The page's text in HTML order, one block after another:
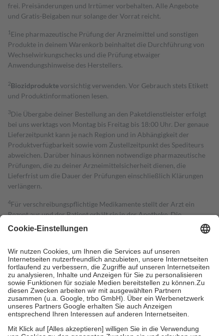
frei. Preisänderungen und Irrtümer vorbehalten. Alle Angebote
und Gratis-Beigaben nur solange der Vorrat reicht.
1 Eine pharmazeutische Prüfung der Arzneimittel und sonstigen
Produkte in deinem Warenkorb beinhaltet die Durchführung von
Wechselwirkungschecks und die Prüfung etwaiger
Anwendungshinweise des Herstellers.
2Biozidproduktevorsichtig verwenden. Vor Gebrauch stets Etikett
und Produktinformationen lesen.
3Die Übergabe deiner Bestellung an den Paketdienstleister erfolgt
bei uns werktags von Montag bis Freitag bis 18:00 Uhr. Der genaue
Lieferzeitpunkt kann je nach Region und in Abhängigkeit der
Produktverfügbarkeit sowie vom Zustellzeitpunkt des Spediteurs
abweichen. Darüber hinaus können notwendige pharmazeutische
Prüfungen, die zu deiner Arzneimittelsicherheit dienen, die
Lieferfrist um die Dauer der Prüfungen einschließlich Klärungen
verlängern.
4Für verschreibungspflichtige Medikamente stellt der Arzt ein
Rezept aus und der Patient erhält sie in der Apotheke. Die
gesetzliche Krankenversicherung übernimmt in der Regel die
Kosten dafür, der Versicherte trägt einen Teil davon als Zuzahlung
Grundsätzlich leisten Mitglieder Zuzahlungen in Höhe von zehn
Prozent des Abgabepreises,mindestens jedochfünf Euround
höchstens zehn Euro.Es sind jedoch nie mehr als die tatsächlichen
Kosten der Leistung zu entrichten.
Diese Regeln gelten grundsätzlich auch für Online-Apotheken.
Bei Heilmitteln und häuslicher Krankenpflege beträgt die
Zuzahlung zehn Prozent der Kosten sowie zehn Euro je
Verordnung.